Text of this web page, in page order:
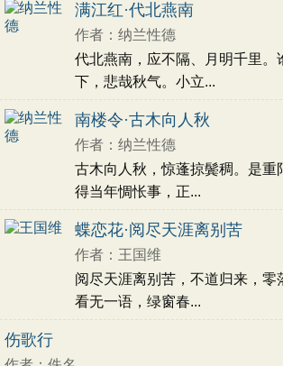
满江红·代北燕南
作者：纳兰性德
代北燕南，应不隔、月明千里。
下，悲哉秋气。小立...
南楼令·古木向人秋
作者：纳兰性德
古木向人秋，惊蓬掠鬓稠。是重
得当年惆怅事，正...
蝶恋花·阅尽天涯离别苦
作者：王国维
阅尽天涯离别苦，不道归来，零
看无一语，绿窗春...
伤歌行